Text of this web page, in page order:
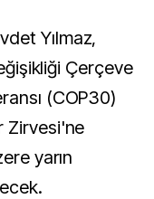
Çerçeve
(COP30)
Zirvesi'ne
yarın